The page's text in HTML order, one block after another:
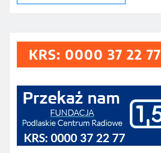
KRS: 0000 37 22 77